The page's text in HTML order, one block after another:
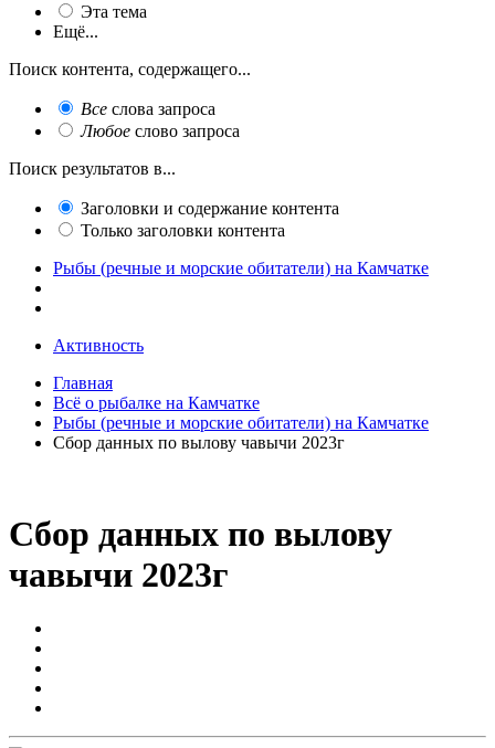
Эта тема
Ещё...
Поиск контента, содержащего...
Все слова запроса
Любое слово запроса
Поиск результатов в...
Заголовки и содержание контента
Только заголовки контента
Рыбы (речные и морские обитатели) на Камчатке
Активность
Главная
Всё о рыбалке на Камчатке
Рыбы (речные и морские обитатели) на Камчатке
Сбор данных по вылову чавычи 2023г
Сбор данных по вылову
чавычи 2023г